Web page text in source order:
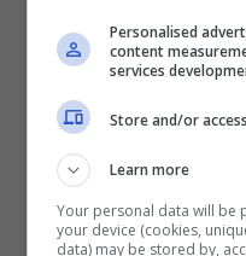
avete sonno non
sonno perchè
per la vostra
per rilassarsi è
camera da letto.
Personalised
content
services
Store and/or
Learn more
Your personal data will be
your device (cookies,
data) may be stored by,